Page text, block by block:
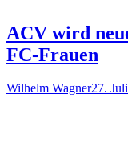
ACV wird
FC-Frauen
Wilhelm Wagner27.